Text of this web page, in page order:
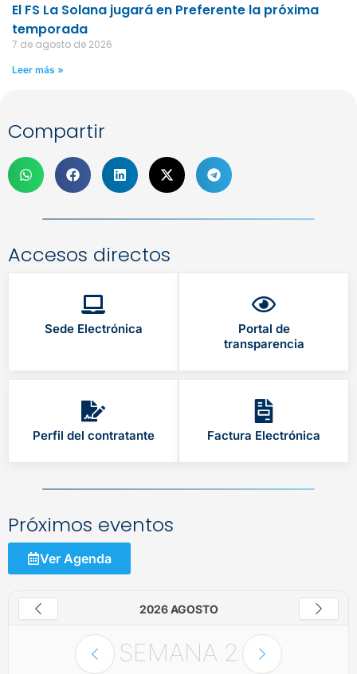
El FS La Solana jugará en Preferente la próxima
temporada
7 de agosto de 2026
Leer más »
Compartir
Accesos directos
Sede Electrónica
Portal de
transparencia
Perfil del contratante Factura Electrónica
Próximos eventos
Ver Agenda
2026 AGOSTO
SEMANA 2